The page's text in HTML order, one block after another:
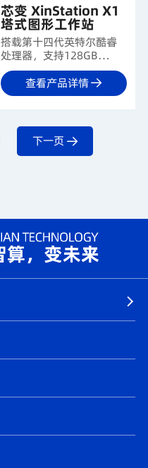
芯变 XinStation X1
塔式图形工作站
搭载第十四代英特尔酷睿
处理器，支持128GB
DDR5内存与高速存储，具
备强大的扩展能力，为入
门级AI计算与专业创作提供
查看产品详情
下一页